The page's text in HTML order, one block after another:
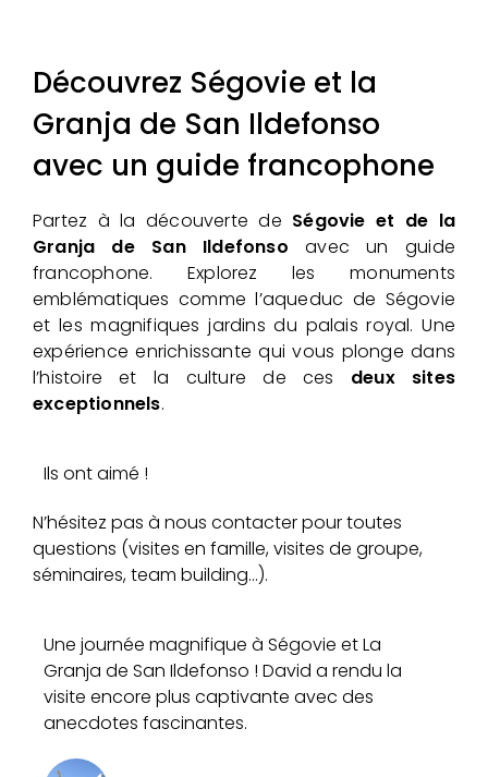
Découvrez Ségovie et la
Granja de San Ildefonso
avec un guide francophone
Partez à la découverte de Ségovie et de la
Granja de San Ildefonso avec un guide
francophone. Explorez les monuments
emblématiques comme l’aqueduc de Ségovie
et les magnifiques jardins du palais royal. Une
expérience enrichissante qui vous plonge dans
l’histoire et la culture de ces deux sites
exceptionnels.
Ils ont aimé !
N’hésitez pas à nous contacter pour toutes
questions (visites en famille, visites de groupe,
séminaires, team building…).
Une journée magnifique à Ségovie et La
Granja de San Ildefonso ! David a rendu la
visite encore plus captivante avec des
anecdotes fascinantes.